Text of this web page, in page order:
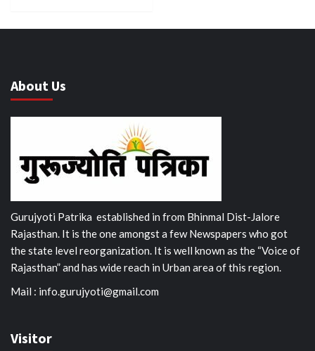
About Us
Gurujyoti Patrika established in from Bhinmal Dist-Jalore
Rajasthan. It is the one amongst a few Newspapers who got
the state level reorganization. It is well known as the “Voice of
Rajasthan” and has wide reach in Urban area of this region.
Mail : info.gurujyoti@gmail.com
Visitor